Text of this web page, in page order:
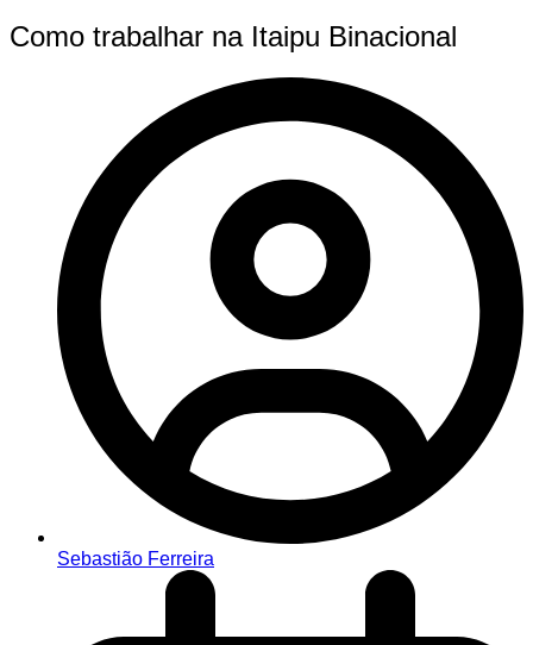
Como trabalhar na Itaipu Binacional
Sebastião Ferreira